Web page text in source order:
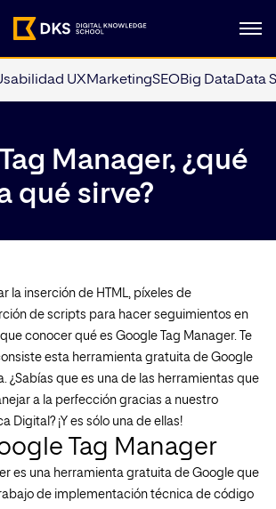
UXMarketingSEOBig DataData
Manager, ¿qué
qué sirve?
la inserción de HTML, píxeles de
de scripts para hacer seguimientos en
conocer qué es Google Tag Manager. Te
esta herramienta gratuita de Google
¿Sabías que es una de las herramientas que
a la perfección gracias a nuestro
Digital? ¡Y es sólo una de ellas!
Tag Manager
es una herramienta gratuita de Google que
de implementación técnica de código